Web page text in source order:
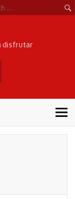
disfrutar